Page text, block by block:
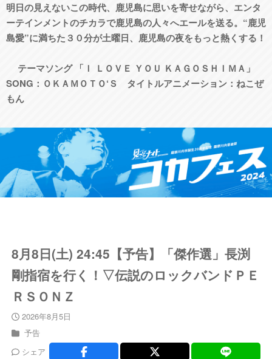
明日の見えないこの時代、鹿児島に思いを寄せながら、エンタ
ーテインメントのチカラで鹿児島の人々へエールを送る。“鹿児
島愛”に満ちた３０分が土曜日、鹿児島の夜をもっと熱くする！
テーマソング 「Ｉ ＬＯＶＥ ＹＯＵ ＫＡＧＯＳＨＩＭＡ」
SONG：ＯＫＡＭＯＴＯ‘Ｓ タイトルアニメーション：ねこぜ
もん
8月8日(土) 24:45【予告】「傑作選」長渕
剛指宿を行く！▽伝説のロックバンドＰＥ
ＲＳＯＮＺ
2026年8月5日
予告
シェア